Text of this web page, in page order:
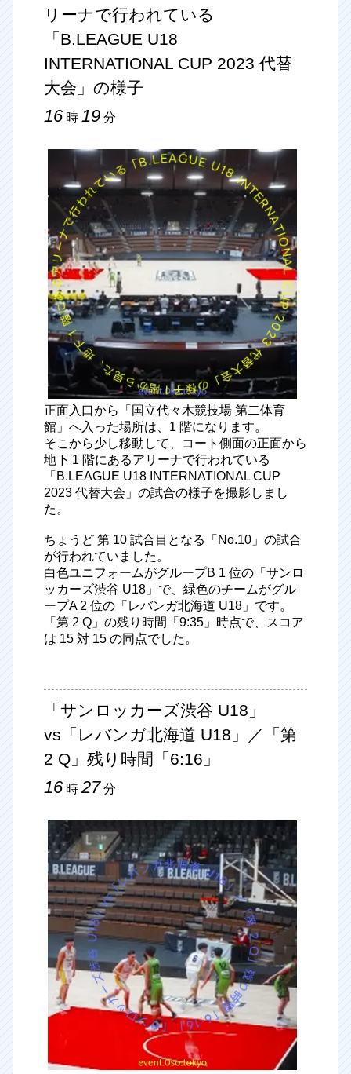
リーナで行われている
「B.LEAGUE U18
INTERNATIONAL CUP 2023 代替
大会」の様子
16 時 19 分
正面入口から「国立代々木競技場 第二体育
館」へ入った場所は、1 階になります。
そこから少し移動して、コート側面の正面から
地下 1 階にあるアリーナで行われている
「B.LEAGUE U18 INTERNATIONAL CUP
2023 代替大会」の試合の様子を撮影しまし
た。
ちょうど 第 10 試合目となる「No.10」の試合
が行われていました。
白色ユニフォームがグループB 1 位の「サンロ
ッカーズ渋谷 U18」で、緑色のチームがグル
ープA 2 位の「レバンガ北海道 U18」です。
「第 2 Q」の残り時間「9:35」時点で、スコア
は 15 対 15 の同点でした。
「サンロッカーズ渋谷 U18」
vs「レバンガ北海道 U18」／「第
2 Q」残り時間「6:16」
16 時 27 分